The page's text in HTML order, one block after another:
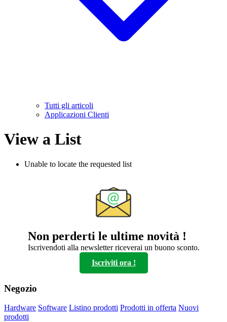
Tutti gli articoli
Applicazioni Clienti
View a List
Unable to locate the requested list
Non perderti le ultime novità !
Iscrivendoti alla newsletter riceverai un buono sconto.
Iscriviti ora !
Negozio
Hardware Software Listino prodotti Prodotti in offerta Nuovi
prodotti